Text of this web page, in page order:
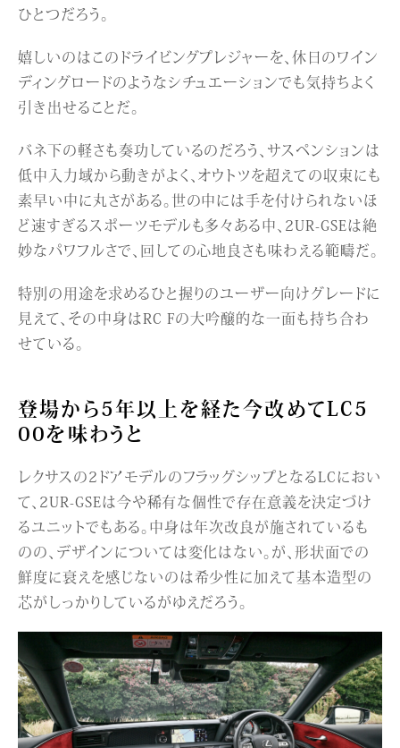
ひとつだろう。
嬉しいのはこのドライビングプレジャーを、休日のワイン
ディングロードのようなシチュエーションでも気持ちよく
引き出せることだ。
バネ下の軽さも奏功しているのだろう、サスペンションは
低中入力域から動きがよく、オウトツを超えての収束にも
素早い中に丸さがある。世の中には手を付けられないほ
ど速すぎるスポーツモデルも多々ある中、2UR-GSEは絶
妙なパワフルさで、回しての心地良さも味わえる範疇だ。
特別の用途を求めるひと握りのユーザー向けグレードに
見えて、その中身はRC Fの大吟醸的な一面も持ち合わ
せている。
登場から5年以上を経た今改めてLC5
00を味わうと
レクサスの2ドアモデルのフラッグシップとなるLCにおい
て、2UR-GSEは今や稀有な個性で存在意義を決定づけ
るユニットでもある。中身は年次改良が施されているも
のの、デザインについては変化はない。が、形状面での
鮮度に衰えを感じないのは希少性に加えて基本造型の
芯がしっかりしているがゆえだろう。